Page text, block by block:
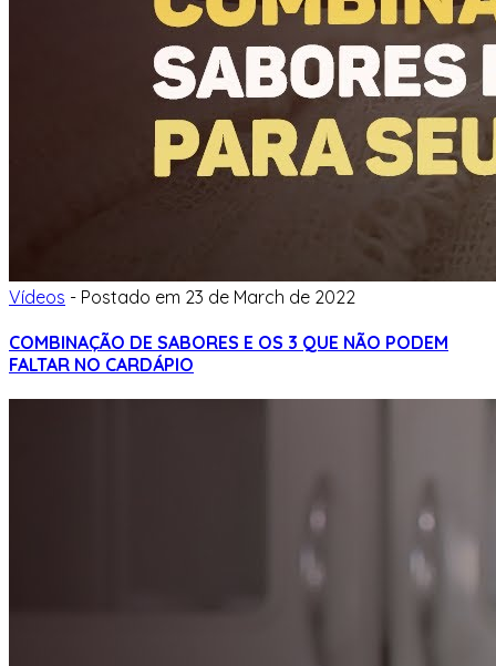
Vídeos - Postado em 23 de March de 2022
COMBINAÇÃO DE SABORES E OS 3 QUE NÃO PODEM
FALTAR NO CARDÁPIO